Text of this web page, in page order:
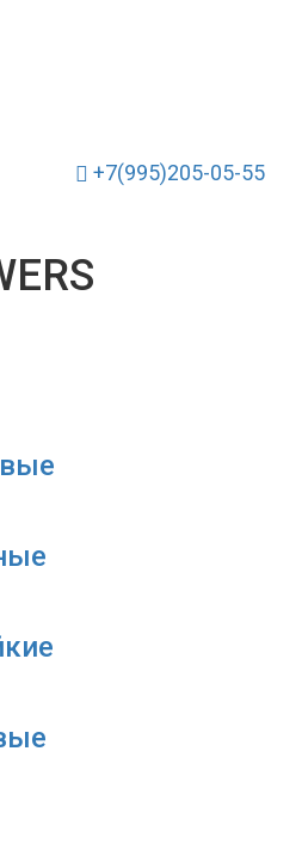
+7(995)205-05-55
Toggle Navigation